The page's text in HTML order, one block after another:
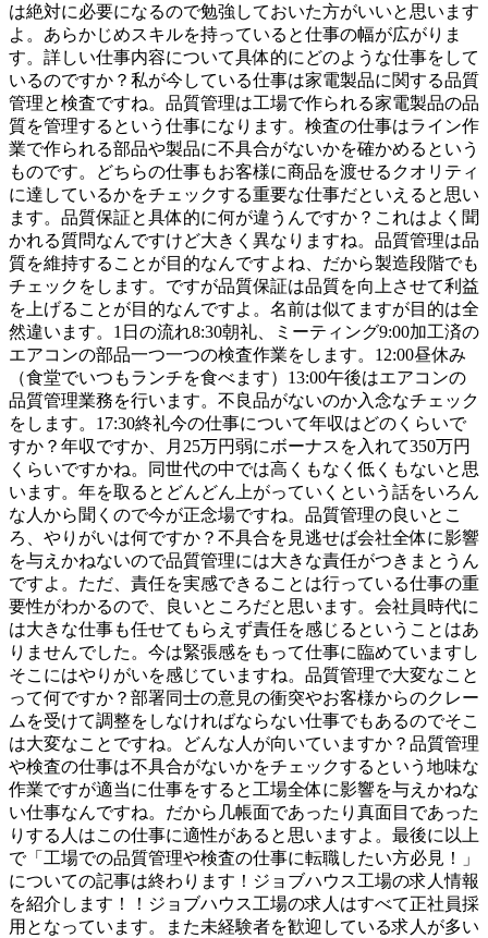
は絶対に必要になるので勉強しておいた方がいいと思います
よ。あらかじめスキルを持っていると仕事の幅が広がりま
す。詳しい仕事内容について具体的にどのような仕事をして
いるのですか？私が今している仕事は家電製品に関する品質
管理と検査ですね。品質管理は工場で作られる家電製品の品
質を管理するという仕事になります。検査の仕事はライン作
業で作られる部品や製品に不具合がないかを確かめるという
ものです。どちらの仕事もお客様に商品を渡せるクオリティ
に達しているかをチェックする重要な仕事だといえると思い
ます。品質保証と具体的に何が違うんですか？これはよく聞
かれる質問なんですけど大きく異なりますね。品質管理は品
質を維持することが目的なんですよね、だから製造段階でも
チェックをします。ですが品質保証は品質を向上させて利益
を上げることが目的なんですよ。名前は似てますが目的は全
然違います。1日の流れ8:30朝礼、ミーティング9:00加工済の
エアコンの部品一つ一つの検査作業をします。12:00昼休み
（食堂でいつもランチを食べます）13:00午後はエアコンの
品質管理業務を行います。不良品がないのか入念なチェック
をします。17:30終礼今の仕事について年収はどのくらいで
すか？年収ですか、月25万円弱にボーナスを入れて350万円
くらいですかね。同世代の中では高くもなく低くもないと思
います。年を取るとどんどん上がっていくという話をいろん
な人から聞くので今が正念場ですね。品質管理の良いとこ
ろ、やりがいは何ですか？不具合を見逃せば会社全体に影響
を与えかねないので品質管理には大きな責任がつきまとうん
ですよ。ただ、責任を実感できることは行っている仕事の重
要性がわかるので、良いところだと思います。会社員時代に
は大きな仕事も任せてもらえず責任を感じるということはあ
りませんでした。今は緊張感をもって仕事に臨めていますし
そこにはやりがいを感じていますね。品質管理で大変なこと
って何ですか？部署同士の意見の衝突やお客様からのクレー
ムを受けて調整をしなければならない仕事でもあるのでそこ
は大変なことですね。どんな人が向いていますか？品質管理
や検査の仕事は不具合がないかをチェックするという地味な
作業ですが適当に仕事をすると工場全体に影響を与えかねな
い仕事なんですね。だから几帳面であったり真面目であった
りする人はこの仕事に適性があると思いますよ。最後に以上
で「工場での品質管理や検査の仕事に転職したい方必見！」
についての記事は終わります！ジョブハウス工場の求人情報
を紹介します！！ジョブハウス工場の求人はすべて正社員採
用となっています。また未経験者を歓迎している求人が多い